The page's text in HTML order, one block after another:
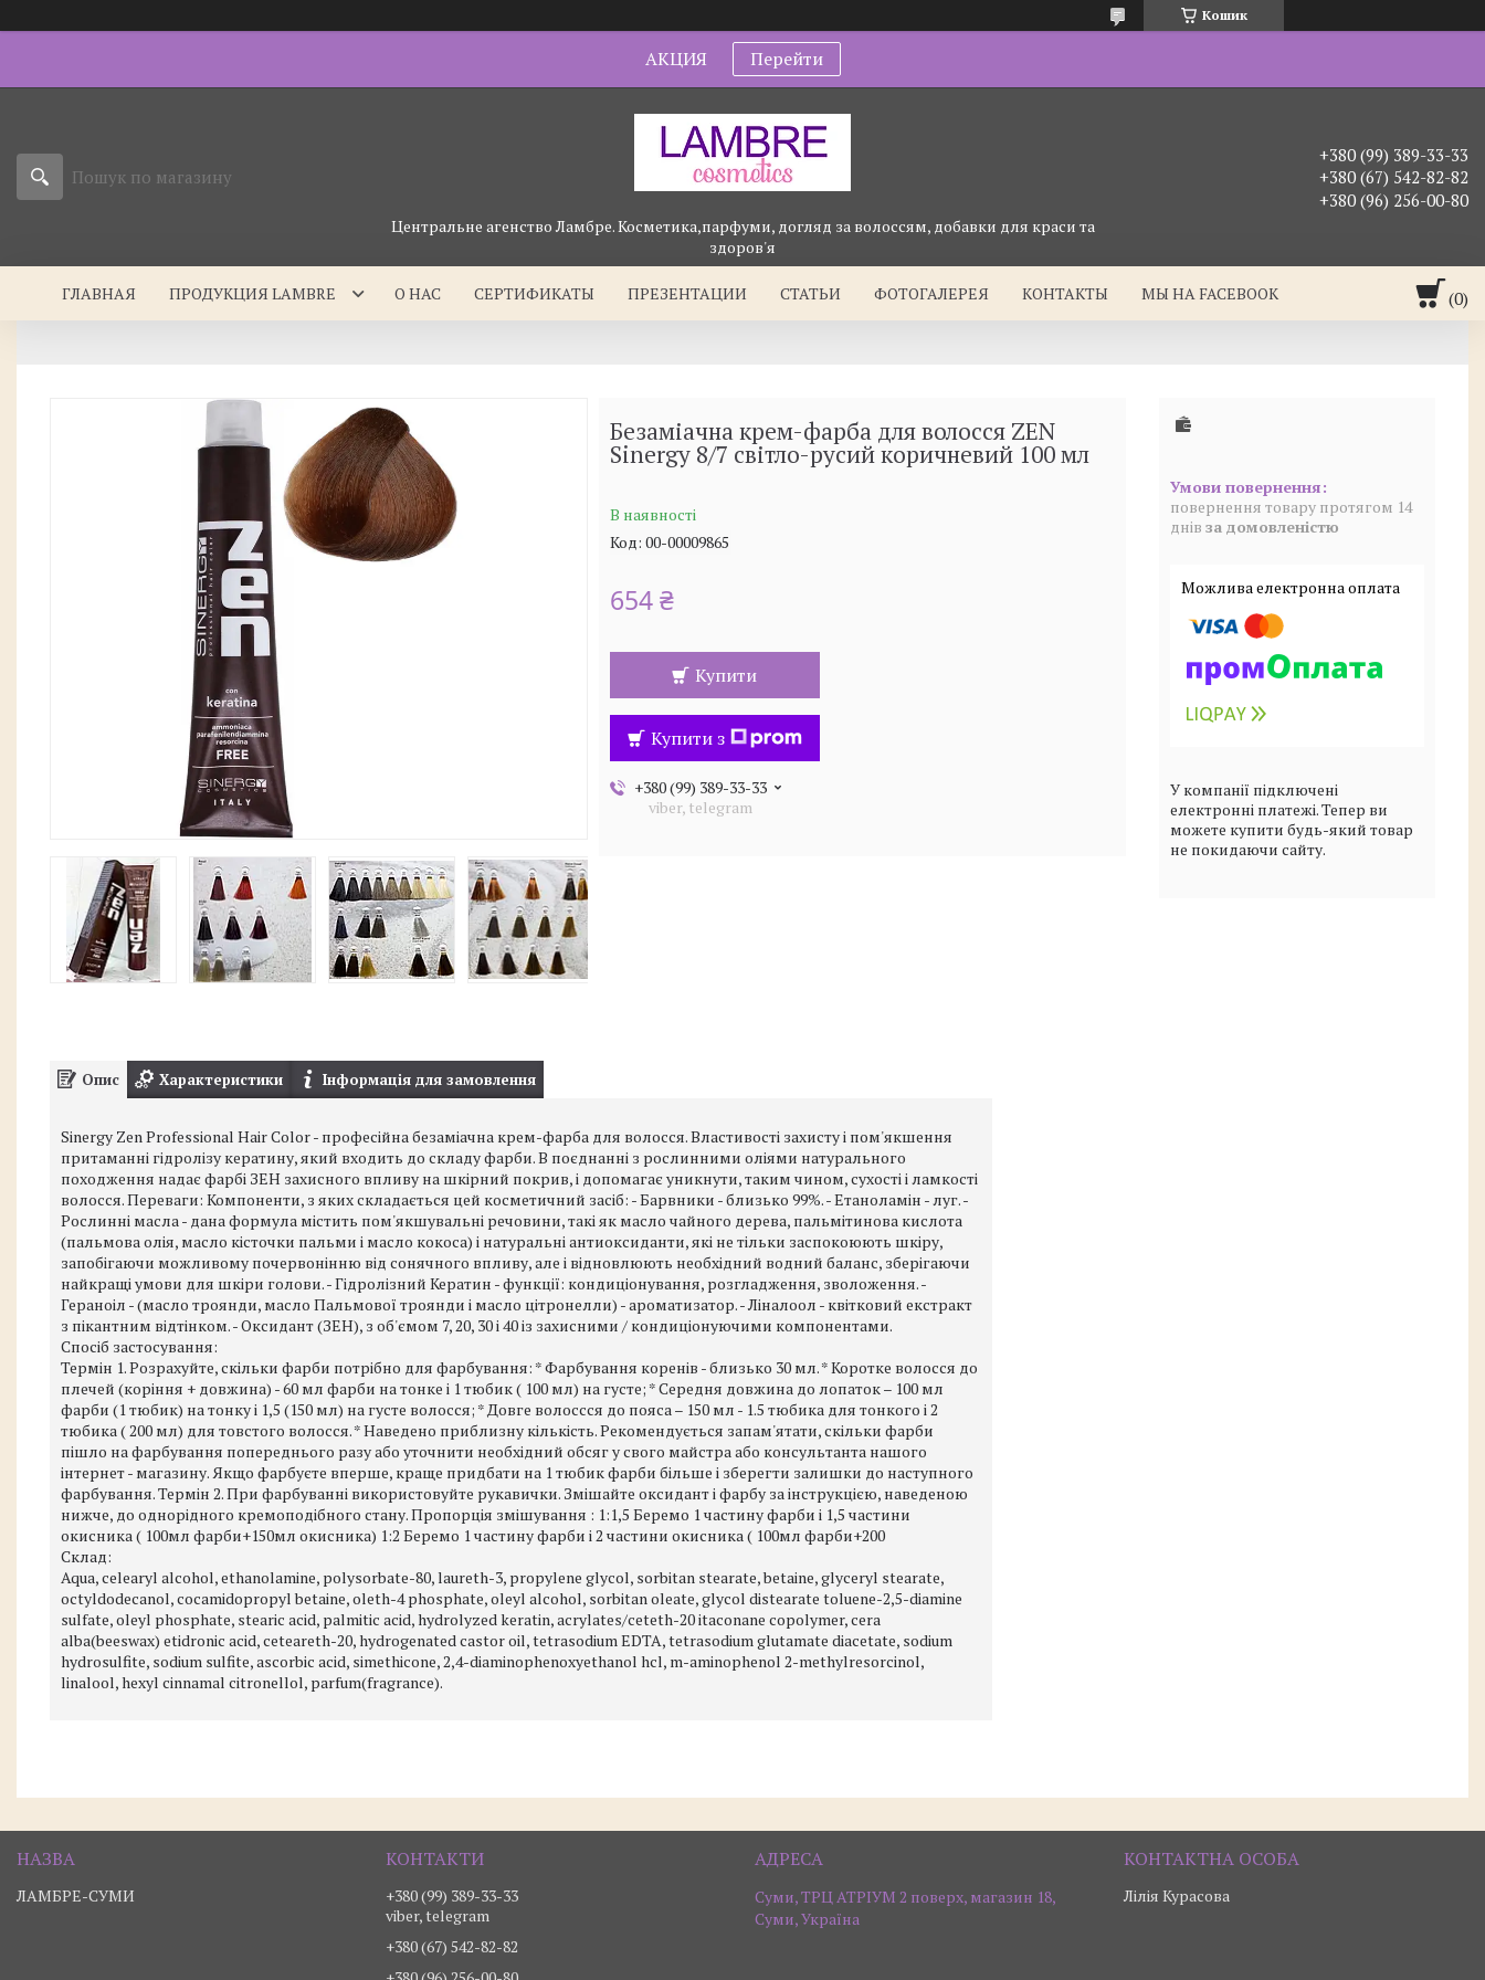
Кошик
АКЦИЯ Перейти
Центральне агенство Ламбре. Косметика,парфуми, догляд за волоссям, добавки для краси та
здоров'я
+380 (99) 389-33-33
+380 (67) 542-82-82
+380 (96) 256-00-80
ГЛАВНАЯ ПРОДУКЦИЯ LAMBRE О НАС СЕРТИФИКАТЫ ПРЕЗЕНТАЦИИ СТАТЬИ ФОТОГАЛЕРЕЯ КОНТАКТЫ МЫ НА FACEBOOK
Безаміачна крем-фарба для волосся ZEN
Sinergy 8/7 світло-русий коричневий 100 мл
В наявності
Код: 00-00009865
654 ₴
Купити
Купити з
+380 (99) 389-33-33
viber, telegram
повернення товару протягом 14
днів за домовленістю
У компанії підключені
електронні платежі. Тепер ви
можете купити будь-який товар
не покидаючи сайту.
Опис Характеристики Інформація для замовлення
Sinergy Zen Professional Hair Color - професійна безаміачна крем-фарба для волосся. Властивості захисту і пом'якшення
притаманні гідролізу кератину, який входить до складу фарби. В поєднанні з рослинними оліями натурального
походження надає фарбі ЗЕН захисного впливу на шкірний покрив, і допомагає уникнути, таким чином, сухості і ламкості
волосся. Переваги: Компоненти, з яких складається цей косметичний засіб: - Барвники - близько 99%. - Етаноламін - луг. -
Рослинні масла - дана формула містить пом'якшувальні речовини, такі як масло чайного дерева, пальмітинова кислота
(пальмова олія, масло кісточки пальми і масло кокоса) і натуральні антиоксиданти, які не тільки заспокоюють шкіру,
запобігаючи можливому почервонінню від сонячного впливу, але і відновлюють необхідний водний баланс, зберігаючи
найкращі умови для шкіри голови. - Гідролізний Кератин - функції: кондиціонування, розгладження, зволоження. -
Гераноіл - (масло троянди, масло Пальмової троянди і масло цітронелли) - ароматизатор. - Ліналоол - квітковий екстракт
з пікантним відтінком. - Оксидант (ЗЕН), з об'ємом 7, 20, 30 і 40 із захисними / кондиціонуючими компонентами.
Спосіб застосування:
Термін 1. Розрахуйте, скільки фарби потрібно для фарбування: * Фарбування коренів - близько 30 мл. * Коротке волосся до
плечей (коріння + довжина) - 60 мл фарби на тонке і 1 тюбик ( 100 мл) на густе; * Середня довжина до лопаток – 100 мл
фарби (1 тюбик) на тонку і 1,5 (150 мл) на густе волосся; * Довге волоссся до пояса – 150 мл - 1.5 тюбика для тонкого і 2
тюбика ( 200 мл) для товстого волосся. * Наведено приблизну кількість. Рекомендується запам'ятати, скільки фарби
пішло на фарбування попереднього разу або уточнити необхідний обсяг у свого майстра або консультанта нашого
інтернет - магазину. Якщо фарбуєте вперше, краще придбати на 1 тюбик фарби більше і зберегти залишки до наступного
фарбування. Термін 2. При фарбуванні використовуйте рукавички. Змішайте оксидант і фарбу за інструкцією, наведеною
нижче, до однорідного кремоподібного стану. Пропорція змішування : 1:1,5 Беремо 1 частину фарби і 1,5 частини
окисника ( 100мл фарби+150мл окисника) 1:2 Беремо 1 частину фарби і 2 частини окисника ( 100мл фарби+200
Склад:
Aqua, celearyl alcohol, ethanolamine, polysorbate-80, laureth-3, propylene glycol, sorbitan stearate, betaine, glyceryl stearate,
octyldodecanol, cocamidopropyl betaine, oleth-4 phosphate, oleyl alcohol, sorbitan oleate, glycol distearate toluene-2,5-diamine
sulfate, oleyl phosphate, stearic acid, palmitic acid, hydrolyzed keratin, acrylates/ceteth-20 itaconane copolymer, cera
alba(beeswax) etidronic acid, ceteareth-20, hydrogenated castor oil, tetrasodium EDTA, tetrasodium glutamate diacetate, sodium
hydrosulfite, sodium sulfite, ascorbic acid, simethicone, 2,4-diaminophenoxyethanol hcl, m-aminophenol 2-methylresorcinol,
linalool, hexyl cinnamal citronellol, parfum(fragrance).
ЛАМБРЕ-СУМИ
+380 (99) 389-33-33
viber, telegram
+380 (67) 542-82-82
Суми, ТРЦ АТРІУМ 2 поверх, магазин 18,
Суми, Україна
Лілія Курасова